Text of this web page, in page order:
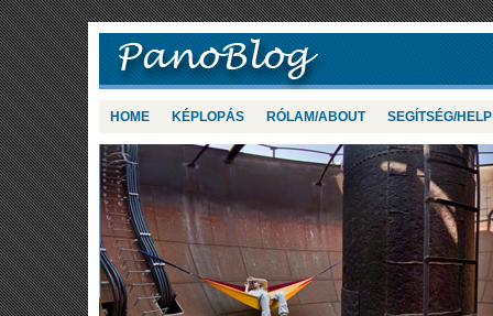
HOME KÉPLOPÁS RÓLAM/ABOUT SEGÍTSÉG/HELP